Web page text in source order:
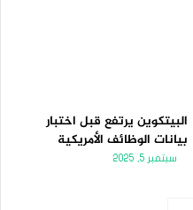
البيتكوين يرتفع قبل اختبار
بيانات الوظائف الأمريكية
سبتمبر 5, 2025